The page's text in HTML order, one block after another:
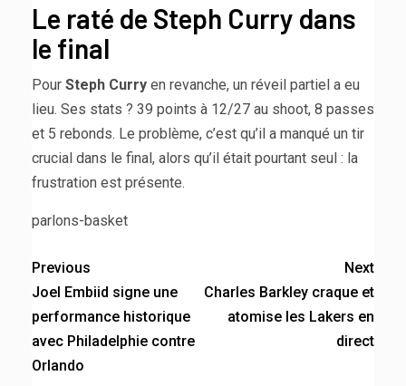
Le raté de Steph Curry dans
le final
Pour Steph Curry en revanche, un réveil partiel a eu
lieu. Ses stats ? 39 points à 12/27 au shoot, 8 passes
et 5 rebonds. Le problème, c’est qu’il a manqué un tir
crucial dans le final, alors qu’il était pourtant seul : la
frustration est présente.
parlons-basket
Previous
Joel Embiid signe une
performance historique
avec Philadelphie contre
Orlando
Next
Charles Barkley craque et
atomise les Lakers en
direct